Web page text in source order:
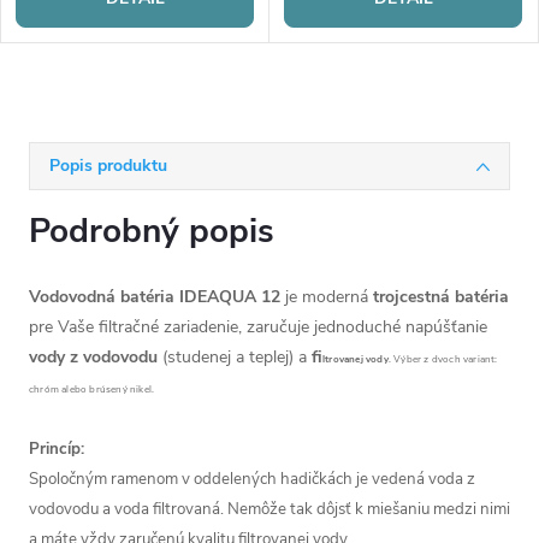
Popis produktu
Podrobný popis
Vodovodná batéria IDEAQUA 12 je moderná trojcestná batéria
pre Vaše filtračné zariadenie, zaručuje jednoduché napúšťanie
vody z vodovodu (studenej a teplej) a filtrovanej vody. Výber z dvoch variant:
chróm alebo brúsený nikel.
Princíp:
Spoločným ramenom v oddelených hadičkách je vedená voda z
vodovodu a voda filtrovaná. Nemôže tak dôjsť k miešaniu medzi nimi